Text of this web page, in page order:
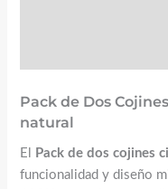
Pack de Dos
natural
El Pack de dos cojines
funcionalidad y diseño